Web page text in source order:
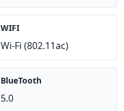
WIFI
Wi-Fi (802.11ac)
BlueTooth
5.0